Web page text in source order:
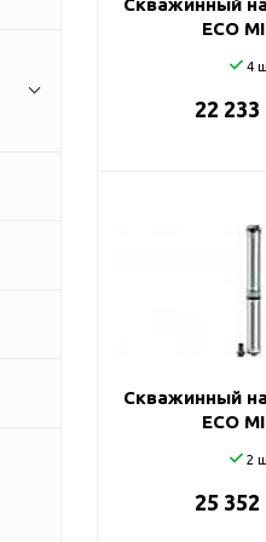
Скважинный
ECO
4
22 233
Скважинный
ECO
2
25 352